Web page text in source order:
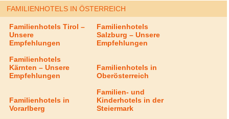
FAMILIENHOTELS IN ÖSTERREICH
Familienhotels Tirol –
Unsere
Empfehlungen
Familienhotels
Salzburg – Unsere
Empfehlungen
Familienhotels
Kärnten – Unsere
Empfehlungen
Familienhotels in
Oberösterreich
Familienhotels in
Vorarlberg
Familien- und
Kinderhotels in der
Steiermark